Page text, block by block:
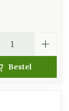
Bestel